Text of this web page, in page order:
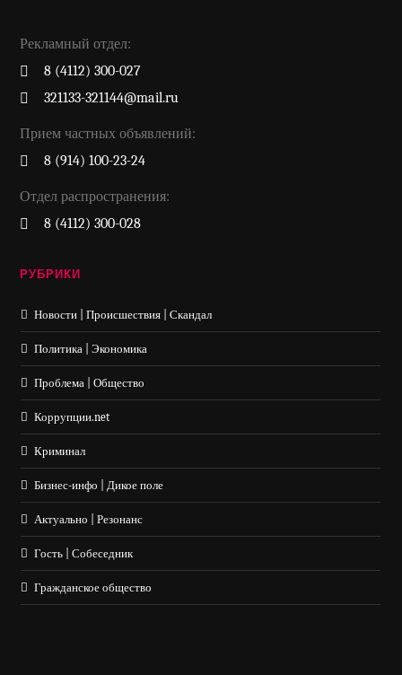
Рекламный отдел:
8 (4112) 300-027
321133-321144@mail.ru
Прием частных объявлений:
8 (914) 100-23-24
Отдел распространения:
8 (4112) 300-028
РУБРИКИ
Новости | Происшествия | Скандал
Политика | Экономика
Проблема | Общество
Коррупции.net
Криминал
Бизнес-инфо | Дикое поле
Актуально | Резонанс
Гость | Собеседник
Гражданское общество